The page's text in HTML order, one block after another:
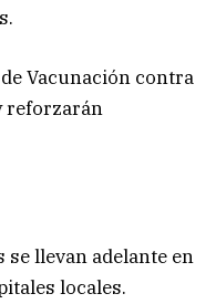
Vacunación contra
reforzarán
llevan adelante en
locales.